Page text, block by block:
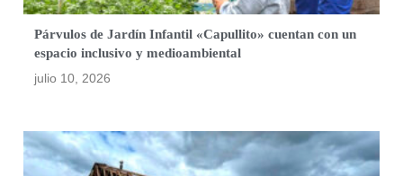
Párvulos de Jardín Infantil «Capullito» cuentan con un
espacio inclusivo y medioambiental
julio 10, 2026